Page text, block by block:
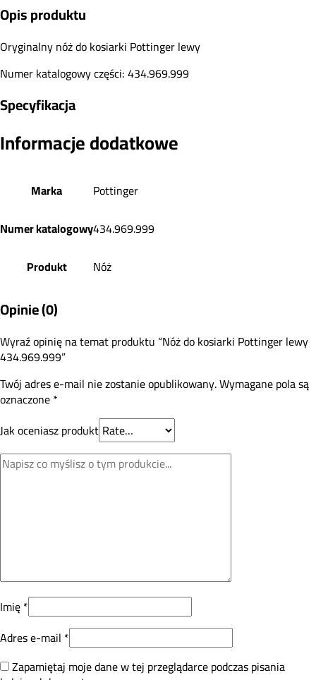
Opis produktu
Oryginalny nóż do kosiarki Pottinger lewy
Numer katalogowy części: 434.969.999
Specyfikacja
Informacje dodatkowe
Marka
Pottinger
Numer katalogowy434.969.999
Produkt
Nóż
Opinie (0)
Wyraź opinię na temat produktu “Nóż do kosiarki Pottinger lewy
434.969.999”
Twój adres e-mail nie zostanie opublikowany.Wymagane pola są
oznaczone*
Jak oceniasz produkt
Imię*
Adres e-mail *
Zapamiętaj moje dane w tej przeglądarce podczas pisania